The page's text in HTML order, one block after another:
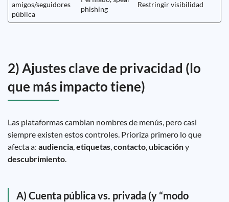
amigos/seguidores
pública
phishing
Restringir visibilidad
2) Ajustes clave de privacidad (lo
que más impacto tiene)
Las plataformas cambian nombres de menús, pero casi
siempre existen estos controles. Prioriza primero lo que
afecta a: audiencia,etiquetas,contacto,ubicacióny
descubrimiento.
A) Cuenta pública vs. privada (y “modo